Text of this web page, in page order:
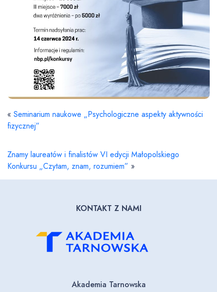
« Seminarium naukowe „Psychologiczne aspekty aktywności
fizycznej”
Znamy laureatów i finalistów VI edycji Małopolskiego
Konkursu „Czytam, znam, rozumiem” »
KONTAKT Z NAMI
Akademia Tarnowska